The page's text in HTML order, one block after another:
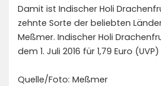
Damit ist Indischer Holi
zehnte Sorte der beliebten
Meßmer. Indischer Holi
dem 1. Juli 2016 für 1,79 Euro
Quelle/Foto: Meßmer